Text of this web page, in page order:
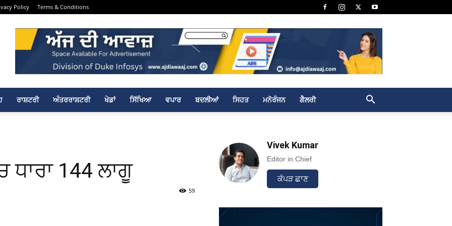
Policy Terms & Conditions
ਰਾਸ਼ਟਰੀ ਅੰਤਰਰਾਸ਼ਟਰੀ ਖੇਡਾਂ ਸਿੱਖਿਆ ਵਪਾਰ ਬਦਲੀਆਂ ਸਿਹਤ ਮਨੋਰੰਜਨ ਗੈਲਰੀ
ਧਾਰਾ 144 ਲਾਗੂ
59
Vivek Kumar
Editor in Chief
ਕੱਪੜ ਛਾਣ